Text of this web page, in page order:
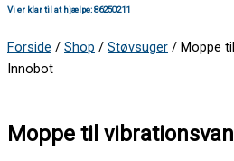
Vi er klar til at hjælpe: 86250211
Forside / Shop / Støvsuger / Moppe
Innobot
Moppe til